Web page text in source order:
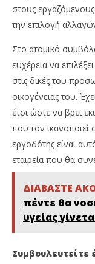
στους
την επιλογή
Στο ατομικό
ευχέρεια να
στις δικές του
οικογένειας του.
έτσι ώστε να βρει
που τον ικανοποιεί
εργοδότης είναι
εταιρεία που θα
ΔΙΑΒΑΣΤΕ
πέντε θα
υγείας
Συμβουλευτείτε